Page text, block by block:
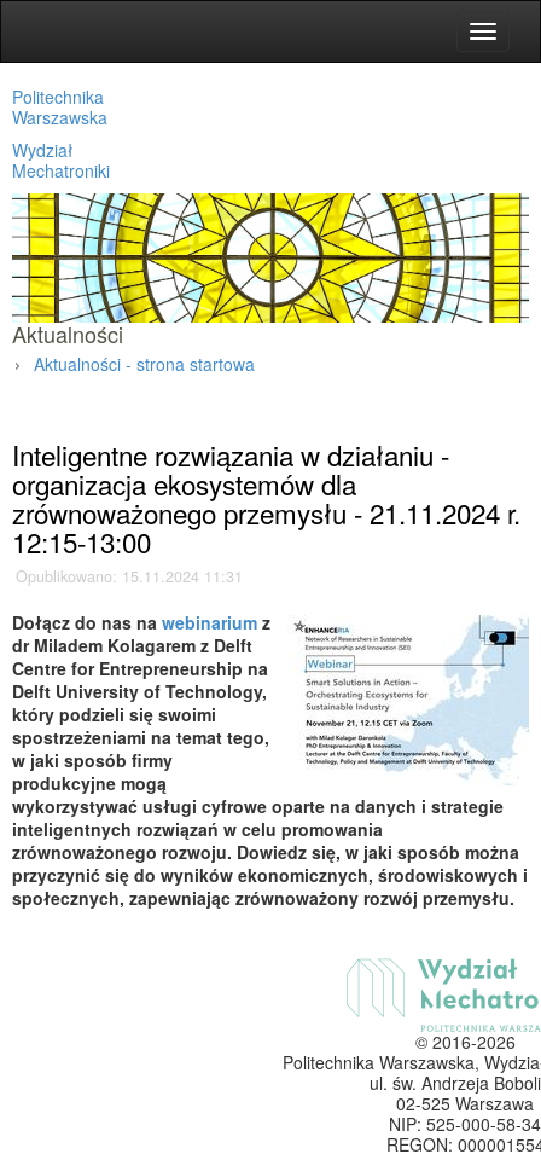
Toggle
Politechnika
Warszawska
Wydział
Mechatroniki
Aktualności
Aktualności - strona startowa
Inteligentne rozwiązania w działaniu -
organizacja ekosystemów dla
zrównoważonego przemysłu - 21.11.2024 r.
12:15-13:00
Opublikowano: 15.11.2024 11:31
Dołącz do nas na webinarium z
dr Miladem Kolagarem z Delft
Centre for Entrepreneurship na
Delft University of Technology,
który podzieli się swoimi
spostrzeżeniami na temat tego,
w jaki sposób firmy
produkcyjne mogą
wykorzystywać usługi cyfrowe oparte na danych i strategie
inteligentnych rozwiązań w celu promowania
zrównoważonego rozwoju. Dowiedz się, w jaki sposób można
przyczynić się do wyników ekonomicznych, środowiskowych i
społecznych, zapewniając zrównoważony rozwój przemysłu.
© 2016-2026
Politechnika Warszawska,
ul. św. Andrzeja
02-525 Warszawa
NIP: 525-000-58-34
REGON: